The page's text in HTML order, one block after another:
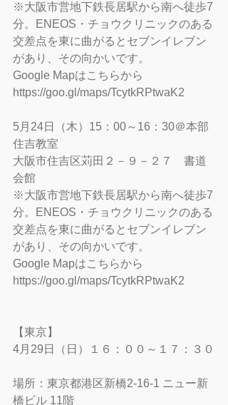
※大阪市営地下鉄長居駅から南へ徒歩7
分。ENEOS・チョウクリニックのある
交差点を東に曲がるとセブンイレブン
があり、その向かいです。
Google Mapはこちらから
https://goo.gl/maps/TcytkRPtwaK2
5月24日（木）15：00～16：30＠本部
住吉教室
大阪市住吉区苅田２－９－２７　書道
会館
※大阪市営地下鉄長居駅から南へ徒歩7
分。ENEOS・チョウクリニックのある
交差点を東に曲がるとセブンイレブン
があり、その向かいです。
Google Mapはこちらから
https://goo.gl/maps/TcytkRPtwaK2
【東京】
4月29日（日）１６：００～１７：３０
場所：東京都港区新橋2-16-1 ニュー新
橋ビル 11階